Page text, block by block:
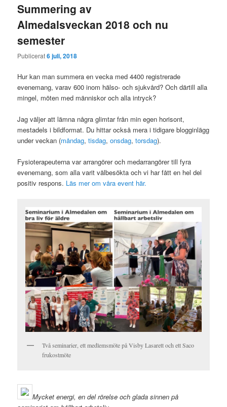
Summering av
Almedalsveckan 2018 och nu
semester
Publicerat6 juli, 2018
Hur kan man summera en vecka med 4400 registrerade
evenemang, varav 600 inom hälso- och sjukvård? Och därtill alla
mingel, möten med människor och alla intryck?
Jag väljer att lämna några glimtar från min egen horisont,
mestadels i bildformat. Du hittar också mera i tidigare blogginlägg
under veckan (måndag,tisdag,onsdag,torsdag).
Fysioterapeuterna var arrangörer och medarrangörer till fyra
evenemang, som alla varit välbesökta och vi har fått en hel del
positiv respons. Läs mer om våra event här.
Två seminarier, ett medlemsmöte på Visby Lasarett och ett Saco
frukostmöte
Mycket energi, en del rörelse och glada sinnen på